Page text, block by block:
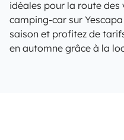
idéales pour la route des
camping-car sur
saison et profitez de
en automne grâce à la